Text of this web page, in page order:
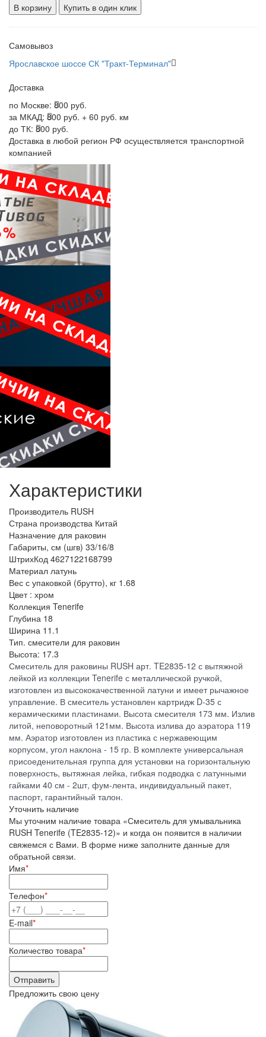
В корзину Купить в один клик
Самовывоз
Ярославское шоссе СК "Тракт-Терминал"
Доставка
по Москве: 800 руб.
за МКАД: 800 руб. + 60 руб. км
до ТК: 800 руб.
Доставка в любой регион РФ осуществляется транспортной
компанией
Характеристики
Производитель RUSH
Страна производства Китай
Назначение для раковин
Габариты, см (шгв) 33/16/8
ШтрихКод 4627122168799
Материал латунь
Вес с упаковкой (брутто), кг 1.68
Цвет : хром
Коллекция Tenerife
Глубина 18
Ширина 11.1
Тип. смесители для раковин
Высота: 17.3
Смеситель для раковины RUSH арт. TE2835-12 с вытяжной
лейкой из коллекции Tenerife с металлической ручкой,
изготовлен из высококачественной латуни и имеет рычажное
управление. В смеситель установлен картридж D-35 с
керамическими пластинами. Высота смесителя 173 мм. Излив
литой, неповоротный 121мм. Высота излива до аэратора 119
мм. Аэратор изготовлен из пластика с нержавеющим
корпусом, угол наклона - 15 гр. В комплекте универсальная
присоеденительная группа для установки на горизонтальную
поверхность, вытяжная лейка, гибкая подводка с латунными
гайками 40 см - 2шт, фум-лента, индивидуальный пакет,
паспорт, гарантийный талон.
Уточнить наличие
Мы уточним наличие товара «Смеситель для умывальника
RUSH Tenerife (TE2835-12)» и когда он появится в наличии
свяжемся с Вами. В форме ниже заполните данные для
обратьной связи.
Имя*
Телефон*
E-mail*
Количество товара*
Предложить свою цену